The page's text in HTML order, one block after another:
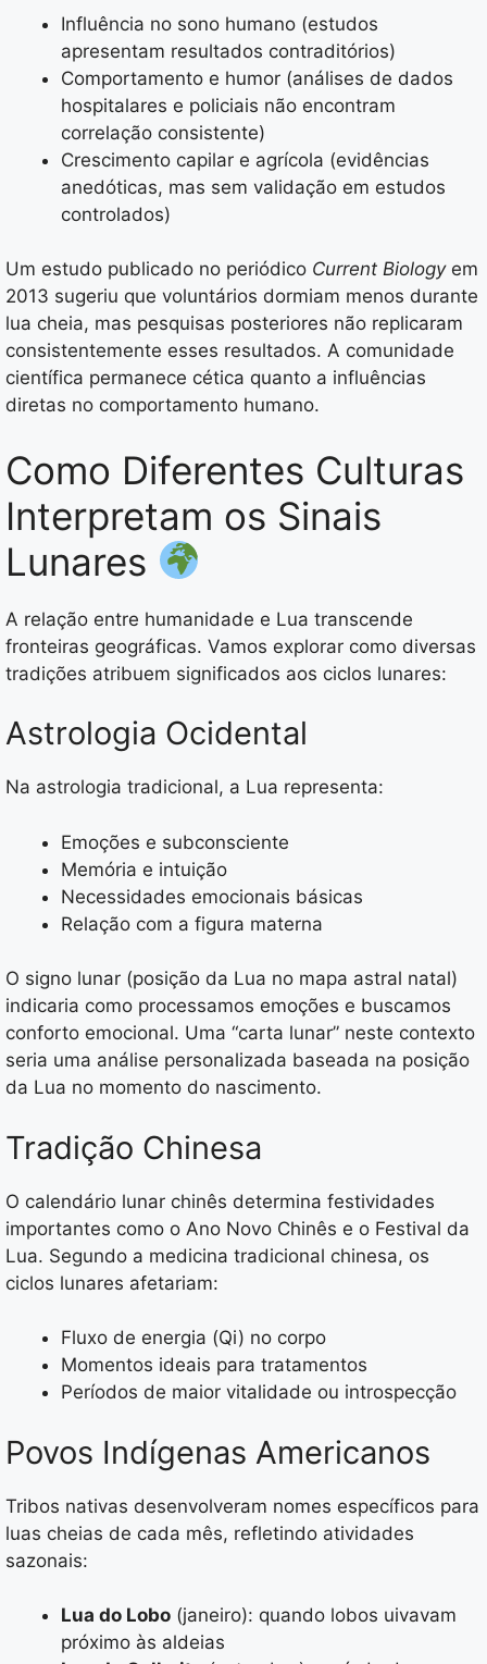
Influência no sono humano (estudos
apresentam resultados contraditórios)
Comportamento e humor (análises de dados
hospitalares e policiais não encontram
correlação consistente)
Crescimento capilar e agrícola (evidências
anedóticas, mas sem validação em estudos
controlados)
Um estudo publicado no periódico Current Biologyem
2013 sugeriu que voluntários dormiam menos durante
lua cheia, mas pesquisas posteriores não replicaram
consistentemente esses resultados. A comunidade
científica permanece cética quanto a influências
diretas no comportamento humano.
Como Diferentes Culturas
Interpretam os Sinais
Lunares
A relação entre humanidade e Lua transcende
fronteiras geográficas. Vamos explorar como diversas
tradições atribuem significados aos ciclos lunares:
Astrologia Ocidental
Na astrologia tradicional, a Lua representa:
Emoções e subconsciente
Memória e intuição
Necessidades emocionais básicas
Relação com a figura materna
O signo lunar (posição da Lua no mapa astral natal)
indicaria como processamos emoções e buscamos
conforto emocional. Uma “carta lunar” neste contexto
seria uma análise personalizada baseada na posição
da Lua no momento do nascimento.
Tradição Chinesa
O calendário lunar chinês determina festividades
importantes como o Ano Novo Chinês e o Festival da
Lua. Segundo a medicina tradicional chinesa, os
ciclos lunares afetariam:
Fluxo de energia (Qi) no corpo
Momentos ideais para tratamentos
Períodos de maior vitalidade ou introspecção
Povos Indígenas Americanos
Tribos nativas desenvolveram nomes específicos para
luas cheias de cada mês, refletindo atividades
sazonais:
Lua do Lobo (janeiro): quando lobos uivavam
próximo às aldeias